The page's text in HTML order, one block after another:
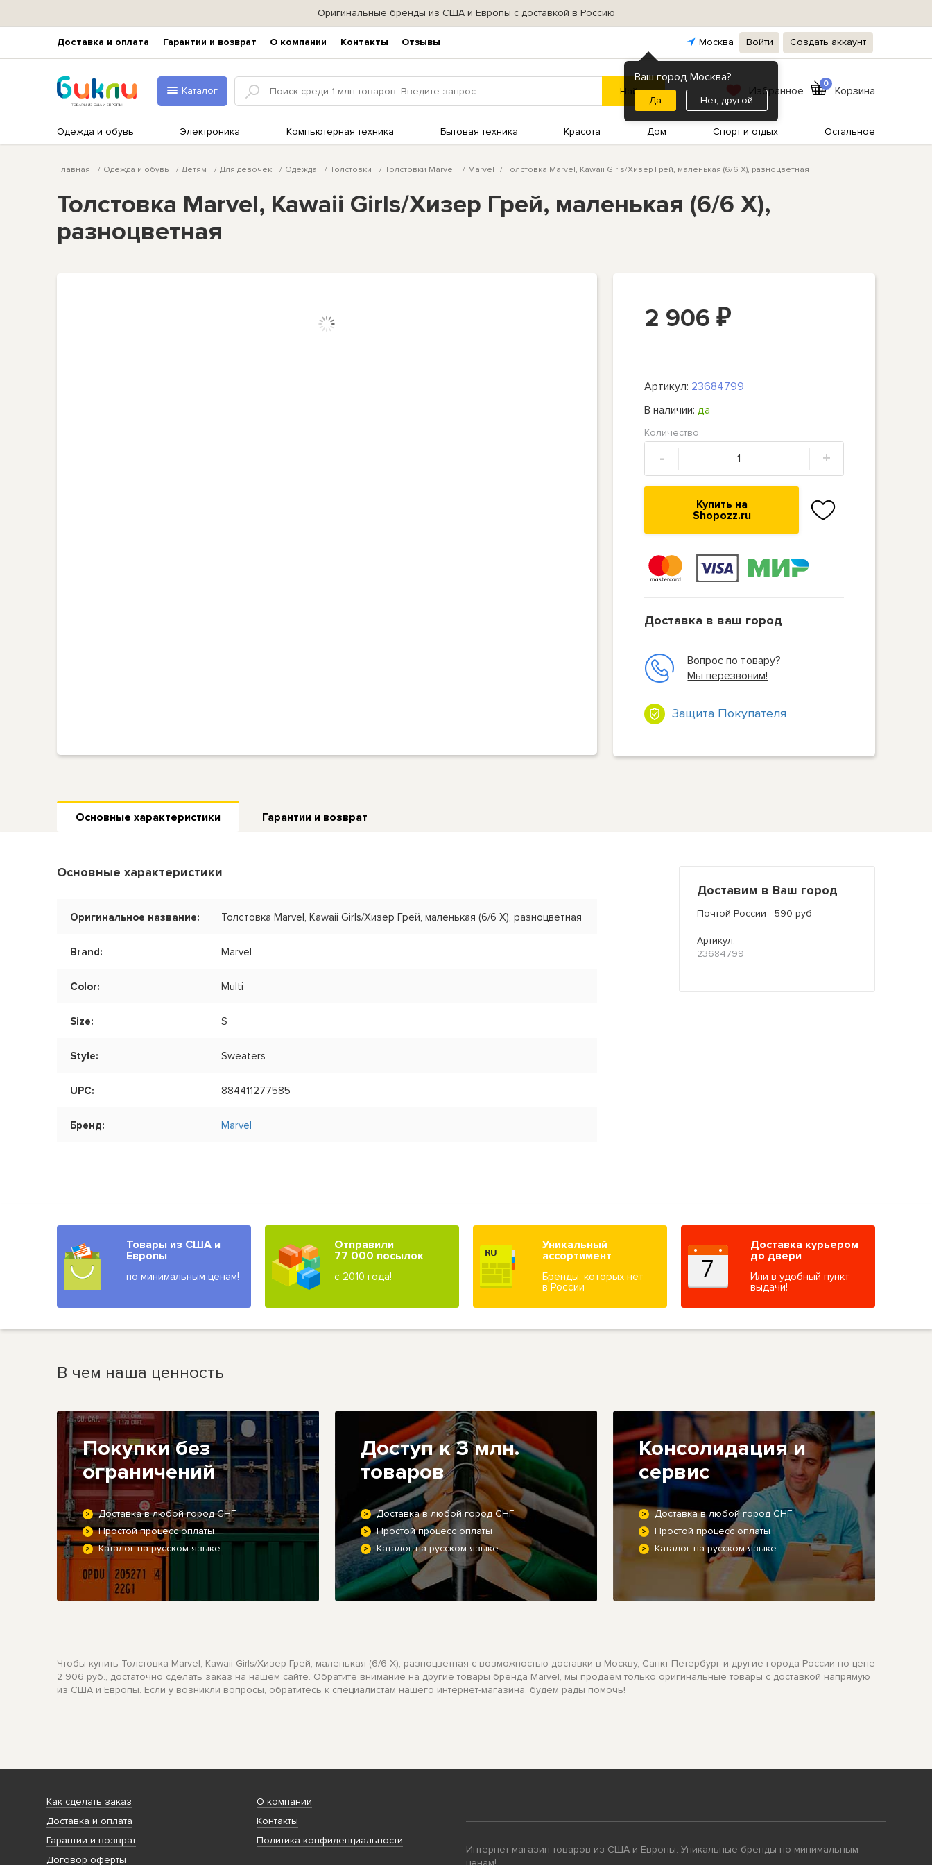
Оригинальные бренды из США и Европы с доставкой в Россию
Доставка и оплата Гарантии и возврат О компании Контакты Отзывы Москва
Ваш город Москва?
Нет, другой
Войти Создать аккаунт
Каталог Избранное
0
Корзина
Одежда и обувь Электроника Компьютерная техника Бытовая техника Красота Дом Спорт и отдых Остальное
Главная Одежда и обувь Детям Для девочек Одежда Толстовки Толстовки Marvel Marvel Толстовка Marvel, Kawaii Girls/Хизер Грей, маленькая (6/6 X), разноцветная
Толстовка Marvel, Kawaii Girls/Хизер Грей, маленькая (6/6 X),
разноцветная
2 906₽
Артикул: 23684799
В наличии:да
Количество
- +
Купить на
Shopozz.ru
Доставка в ваш город
Вопрос по товару?
Мы перезвоним!
Защита Покупателя
Основные характеристики Гарантии и возврат
Основные характеристики
Оригинальное название: Толстовка Marvel, Kawaii Girls/Хизер Грей, маленькая (6/6 X), разноцветная
Brand: Marvel
Color: Multi
Size: S
Style: Sweaters
UPC: 884411277585
Бренд: Marvel
Доставим в Ваш город
Почтой России - 590 руб
Артикул:
23684799
Товары из США и
Европы
по минимальным ценам!
Отправили
77 000 посылок
с 2010 года!
Уникальный
ассортимент
Бренды, которых нет
в России
Доставка курьером
до двери
Или в удобный пункт
выдачи!
В чем наша ценность
Покупки без
ограничений
Доставка в любой город СНГ
Простой процесс оплаты
Каталог на русском языке
Доступ к 3 млн.
товаров
Доставка в любой город СНГ
Простой процесс оплаты
Каталог на русском языке
Консолидация и
сервис
Доставка в любой город СНГ
Простой процесс оплаты
Каталог на русском языке
Чтобы купить Толстовка Marvel, Kawaii Girls/Хизер Грей, маленькая (6/6 X), разноцветная с возможностью доставки в Москву, Санкт-Петербург и другие города России по цене
2 906 руб., достаточно сделать заказ на нашем сайте. Обратите внимание на другие товары бренда Marvel, мы продаем только оригинальные товары с доставкой напрямую
из США и Европы. Если у возникли вопросы, обратитесь к специалистам нашего интернет-магазина, будем рады помочь!
Как сделать заказ
Доставка и оплата
Гарантии и возврат
Договор оферты
О компании
Контакты
Политика конфиденциальности
Интернет-магазин товаров из США и Европы. Уникальные бренды по минимальным